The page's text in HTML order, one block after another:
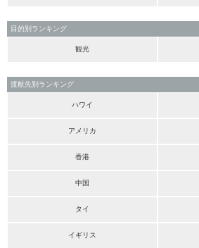
目的別ランキング
観光
渡航先別ランキング
ハワイ
アメリカ
香港
中国
タイ
イギリス